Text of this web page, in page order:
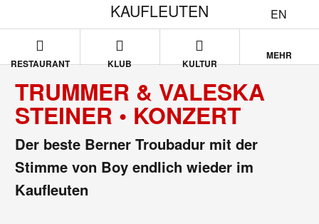
EN
KAUFLEUTEN
RESTAURANT KLUB KULTUR
MEHR
TRUMMER & VALESKA
STEINER • KONZERT
Der beste Berner Troubadur mit der
Stimme von Boy endlich wieder im
Kaufleuten